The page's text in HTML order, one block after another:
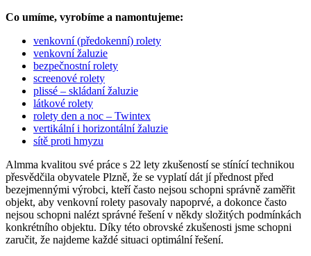
Co umíme, vyrobíme a namontujeme:
venkovní (předokenní) rolety
venkovní žaluzie
bezpečnostní rolety
screenové rolety
plissé – skládaní žaluzie
látkové rolety
rolety den a noc – Twintex
vertikální i horizontální žaluzie
sítě proti hmyzu
Almma kvalitou své práce s 22 lety zkušeností se stínící technikou
přesvědčila obyvatele Plzně, že se vyplatí dát jí přednost před
bezejmennými výrobci, kteří často nejsou schopni správně zaměřit
objekt, aby venkovní rolety pasovaly napoprvé, a dokonce často
nejsou schopni nalézt správné řešení v někdy složitých podmínkách
konkrétního objektu. Díky této obrovské zkušenosti jsme schopni
zaručit, že najdeme každé situaci optimální řešení.